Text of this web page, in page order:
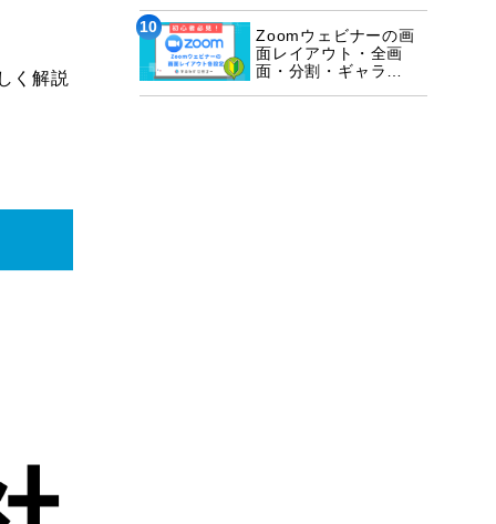
く解説
10
Zoomウェビナーの画
面レイアウト・全画
面・分割・ギャラ…